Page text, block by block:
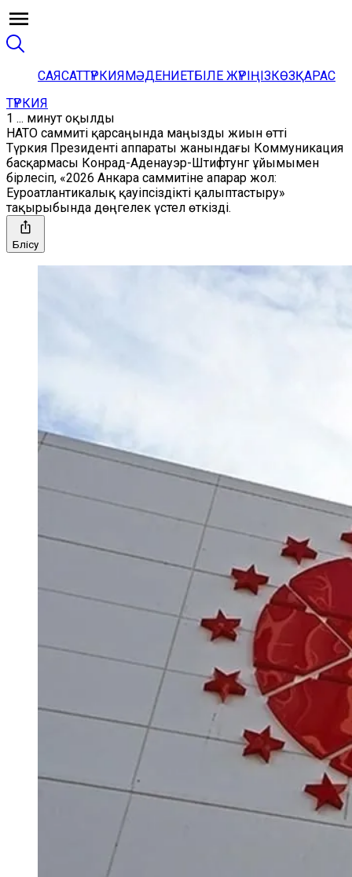
САЯСАТТҮРКИЯМӘДЕНИЕТБІЛЕ ЖҮРІҢІЗКӨЗҚАРАС
ТҮРКИЯ
1 ... минут оқылды
НАТО саммиті қарсаңында маңызды жиын өтті
Түркия Президенті аппараты жанындағы Коммуникация
басқармасы Конрад-Аденауэр-Штифтунг ұйымымен
бірлесіп, «2026 Анкара саммитіне апарар жол:
Еуроатлантикалық қауіпсіздікті қалыптастыру»
тақырыбында дөңгелек үстел өткізді.
Бөлісу